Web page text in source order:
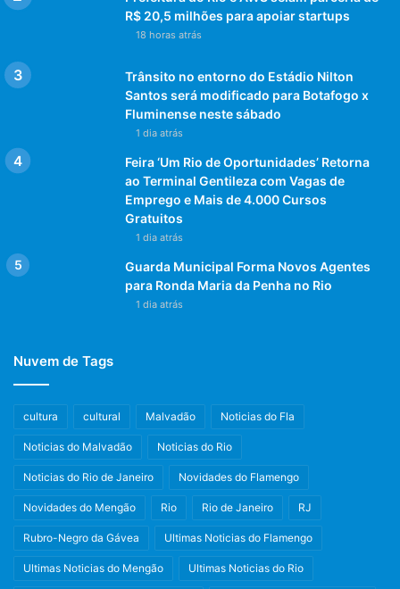
R$ 20,5 milhões para apoiar startups
18 horas atrás
Trânsito no entorno do Estádio Nilton
Santos será modificado para Botafogo x
Fluminense neste sábado
1 dia atrás
Feira ‘Um Rio de Oportunidades’ Retorna
ao Terminal Gentileza com Vagas de
Emprego e Mais de 4.000 Cursos
Gratuitos
1 dia atrás
Guarda Municipal Forma Novos Agentes
para Ronda Maria da Penha no Rio
1 dia atrás
Nuvem de Tags
cultura cultural Malvadão Noticias do Fla
Noticias do Malvadão Noticias do Rio
Noticias do Rio de Janeiro Novidades do Flamengo
Novidades do Mengão Rio Rio de Janeiro RJ
Rubro-Negro da Gávea Ultimas Noticias do Flamengo
Ultimas Noticias do Mengão Ultimas Noticias do Rio